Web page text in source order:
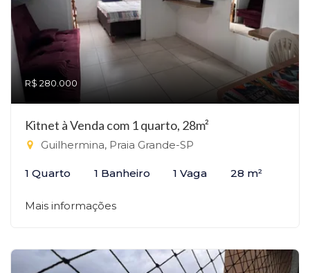
R$ 280.000
Kitnet à Venda com 1 quarto, 28m²
Guilhermina, Praia Grande-SP
1 Quarto 1 Banheiro 1 Vaga 28 m²
Mais informações